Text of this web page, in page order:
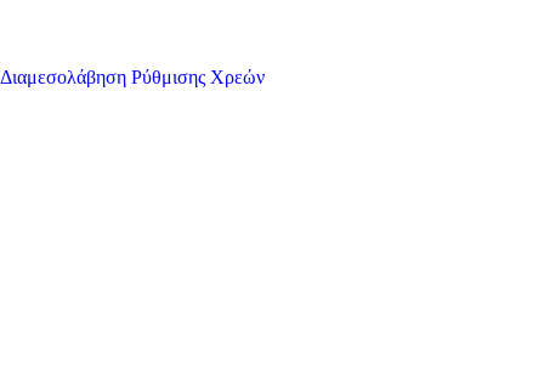
Διαμεσολάβηση Ρύθμισης Χρεών